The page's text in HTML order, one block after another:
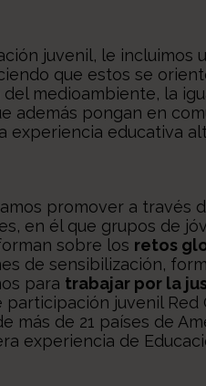
juvenil, le incluimos
que estos se
medioambiente, la
además pongan en
experiencia educativa
promover a través
en él que grupos de
sobre los retos
de sensibilización,
para trabajar por la
juvenil Red
de 21 países de
experiencia de